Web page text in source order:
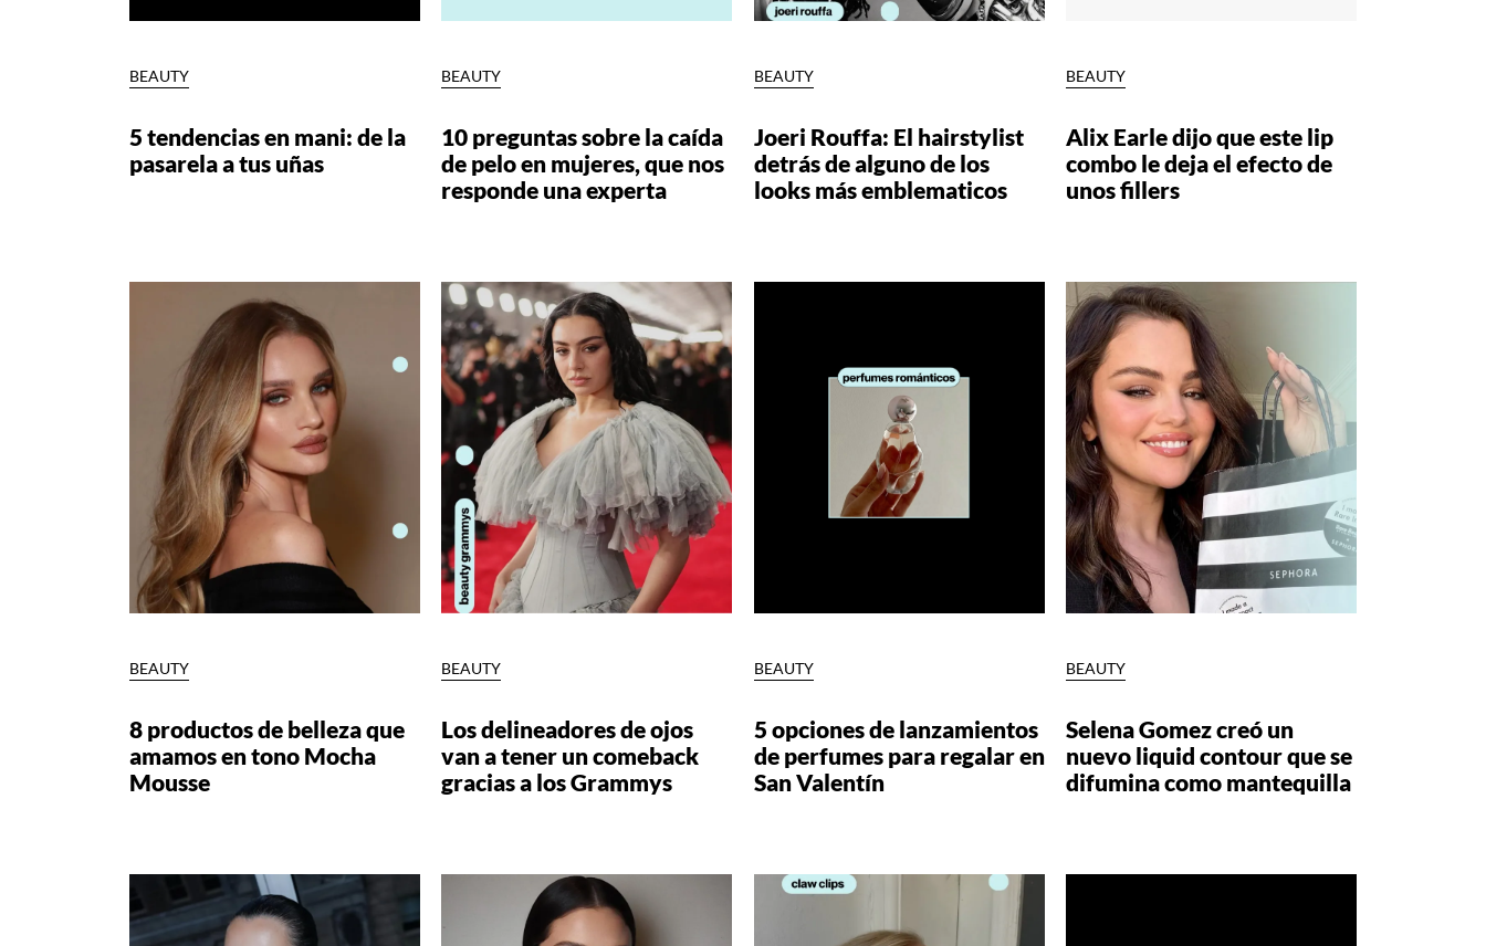
BEAUTY
5 tendencias en mani: de la
pasarela a tus uñas
BEAUTY
10 preguntas sobre la caída
de pelo en mujeres, que nos
responde una experta
BEAUTY
Joeri Rouffa: El hairstylist
detrás de alguno de los
looks más emblematicos
BEAUTY
Alix Earle dijo que este lip
combo le deja el efecto de
unos fillers
BEAUTY
8 productos de belleza que
amamos en tono Mocha
Mousse
BEAUTY
Los delineadores de ojos
van a tener un comeback
gracias a los Grammys
BEAUTY
5 opciones de lanzamientos
de perfumes para regalar en
San Valentín
BEAUTY
Selena Gomez creó un
nuevo liquid contour que se
difumina como mantequilla